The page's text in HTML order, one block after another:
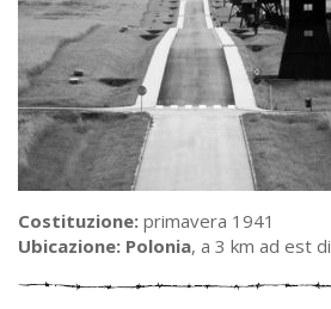
Costituzione: primavera 1941
Ubicazione: Polonia, a 3 km ad est di